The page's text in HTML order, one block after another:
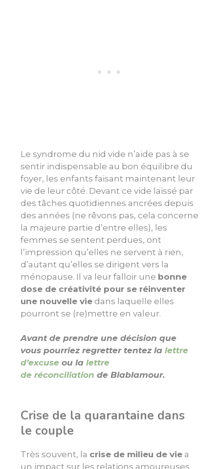
Le syndrome du nid vide n’aide pas à se
sentir indispensable au bon équilibre du
foyer, les enfants faisant maintenant leur
vie de leur côté. Devant ce vide laissé par
des tâches quotidiennes ancrées depuis
des années (ne rêvons pas, cela concerne
la majeure partie d’entre elles), les
femmes se sentent perdues, ont
l’impression qu’elles ne servent à rien,
d’autant qu’elles se dirigent vers la
ménopause. Il va leur falloir une bonne
dose de créativité pour se réinventer
une nouvelle vie dans laquelle elles
pourront se (re)mettre en valeur.
Avant de prendre une décision que
vous pourriez regretter tentez la lettre
d’excuse ou la lettre
de réconciliation de Blablamour.
Crise de la quarantaine dans
le couple
Très souvent, la crise de milieu de vie a
un impact sur les relations amoureuses